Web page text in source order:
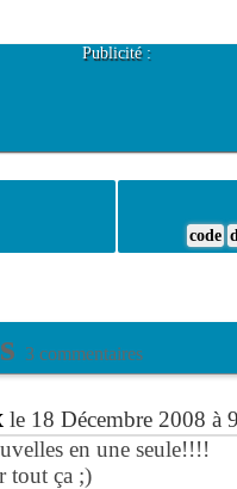
Publicité :
code
3 commentaires
le 18 Décembre 2008 à
en une seule!!!!
tout ça ;)